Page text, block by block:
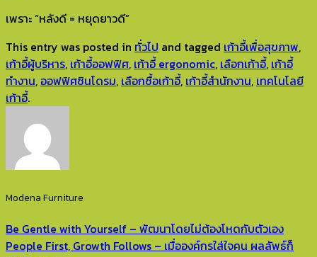
เพราะ “หลังดี = หยุดยาวดี”
This entry was posted in ทั่วไป and tagged เก้าอี้เพื่อสุขภาพ,
เก้าอี้ผู้บริหาร, เก้าอี้ออฟฟิศ, เก้าอี้ ergonomic, เลือกเก้าอี้, เก้าอี้
ทำงาน, ออฟฟิศซินโดรม, เลือกซื้อเก้าอี้, เก้าอี้สำนักงาน, เทคโนโลยี
เก้าอี้.
Modena Furniture
Be Gentle with Yourself – พัฒนาโดยไม่ต้องโหดกับตัวเอง
People First, Growth Follows – เมื่อองค์กรใส่ใจคน ผลลัพธ์ก็